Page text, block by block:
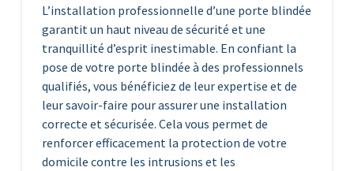
L’installation professionnelle d’une porte blindée
garantit un haut niveau de sécurité et une
tranquillité d’esprit inestimable. En confiant la
pose de votre porte blindée à des professionnels
qualifiés, vous bénéficiez de leur expertise et de
leur savoir-faire pour assurer une installation
correcte et sécurisée. Cela vous permet de
renforcer efficacement la protection de votre
domicile contre les intrusions et les